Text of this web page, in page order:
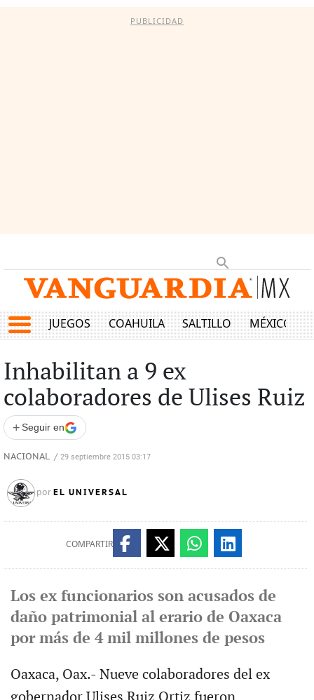
PUBLICIDAD
JUEGOS COAHUILA SALTILLO MÉXICO
Inhabilitan a 9 ex
colaboradores de Ulises Ruiz
+ Seguir en
NACIONAL / 29 septiembre 2015 03:17
por EL UNIVERSAL
COMPARTIR
Los ex funcionarios son acusados de
daño patrimonial al erario de Oaxaca
por más de 4 mil millones de pesos
Oaxaca, Oax.- Nueve colaboradores del ex